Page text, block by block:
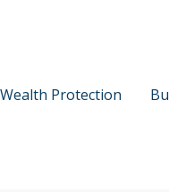
Wealth Protection